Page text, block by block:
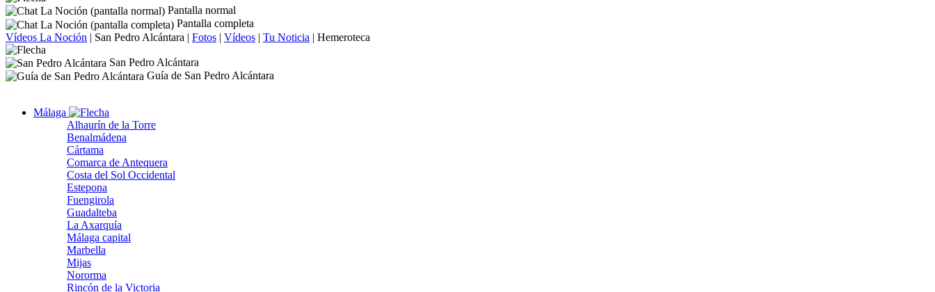
Pantalla normal
Pantalla completa
Vídeos La Noción | San Pedro Alcántara | Fotos | Vídeos | Tu Noticia | Hemeroteca
San Pedro Alcántara
Guía de San Pedro Alcántara
Málaga
Alhaurín de la Torre
Benalmádena
Cártama
Comarca de Antequera
Costa del Sol Occidental
Estepona
Fuengirola
Guadalteba
La Axarquía
Málaga capital
Marbella
Mijas
Nororma
Rincón de la Victoria